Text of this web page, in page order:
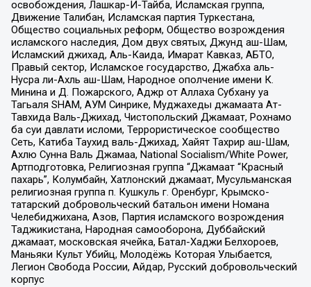
освобождения, Лашкар-И-Тайба, Исламская группа,
Движение Талибан, Исламская партия Туркестана,
Общество социальных реформ, Общество возрождения
исламского наследия, Дом двух святых, Джунд аш-Шам,
Исламский джихад, Аль-Каида, Имарат Кавказ, АБТО,
Правый сектор, Исламское государство, Джабха аль-
Нусра ли-Ахль аш-Шам, Народное ополчение имени К.
Минина и Д. Пожарского, Аджр от Аллаха Субхану уа
Тагьаля SHAM, АУМ Синрике, Муджахеды джамаата Ат-
Тавхида Валь-Джихад, Чистопольский Джамаат, Рохнамо
ба суи давлати исломи, Террористическое сообщество
Сеть, Катиба Таухид валь-Джихад, Хайят Тахрир аш-Шам,
Ахлю Сунна Валь Джамаа, National Socialism/White Power,
Артподготовка, Религиозная группа “Джамаат “Красный
пахарь”, Колумбайн, Хатлонский джамаат, Мусульманская
религиозная группа п. Кушкуль г. Оренбург, Крымско-
татарский добровольческий батальон имени Номана
Челебиджихана, Азов, Партия исламского возрождения
Таджикистана, Народная самооборона, Дуббайский
джамаат, московская ячейка, Батал-Хаджи Белхороев,
Маньяки Культ Убийц, Молодёжь Которая Улыбается,
Легион Свобода России, Айдар, Русский добровольческий
корпус